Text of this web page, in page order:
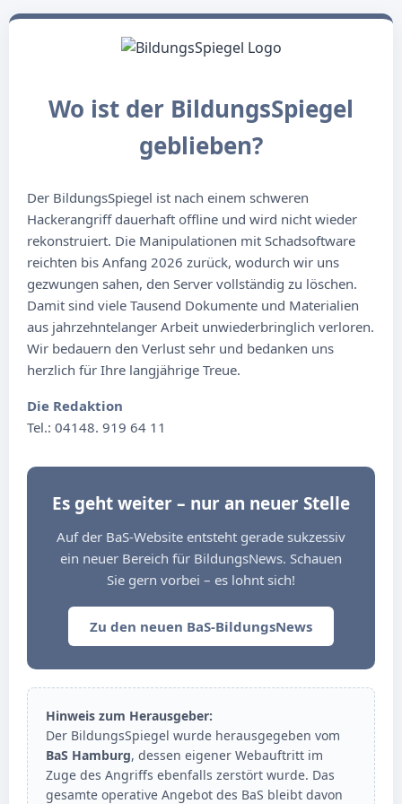
Wo ist der BildungsSpiegel
geblieben?
Der BildungsSpiegel ist nach einem schweren
Hackerangriff dauerhaft offline und wird nicht wieder
rekonstruiert. Die Manipulationen mit Schadsoftware
reichten bis Anfang 2026 zurück, wodurch wir uns
gezwungen sahen, den Server vollständig zu löschen.
Damit sind viele Tausend Dokumente und Materialien
aus jahrzehntelanger Arbeit unwiederbringlich verloren.
Wir bedauern den Verlust sehr und bedanken uns
herzlich für Ihre langjährige Treue.
Die Redaktion
Tel.: 04148. 919 64 11
Es geht weiter – nur an neuer Stelle
Auf der BaS-Website entsteht gerade sukzessiv
ein neuer Bereich für BildungsNews. Schauen
Sie gern vorbei – es lohnt sich!
Zu den neuen BaS-BildungsNews
Hinweis zum Herausgeber:
Der BildungsSpiegel wurde herausgegeben vom
BaS Hamburg, dessen eigener Webauftritt im
Zuge des Angriffs ebenfalls zerstört wurde. Das
gesamte operative Angebot des BaS bleibt davon